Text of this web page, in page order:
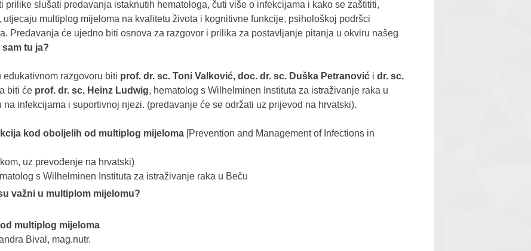
prilike slušati predavanja istaknutih hematologa, čuti više o infekcijama i kako se zaštititi,
multiplog mijeloma na kvalitetu života i kognitivne funkcije, psihološkoj podršci
Predavanja će ujedno biti osnova za razgovor i prilika za postavljanje pitanja u okviru našeg
sam tu ja?
razgovoru biti prof. dr. sc. Toni Valković, doc. dr. sc. Duška Petranović i dr. sc.
biti će prof. dr. sc. Heinz Ludwig, hematolog s Wilhelminen Instituta za istraživanje raka u
na infekcijama i suportivnoj njezi. (predavanje će se održati uz prijevod na hrvatski).
kod oboljelih od multiplog mijeloma [Prevention and Management of Infections in
uz prevođenje na hrvatski)
s Wilhelminen Instituta za istraživanje raka u Beču
važni u multiplom mijelomu?
multiplog mijeloma
Bival, mag.nutr.